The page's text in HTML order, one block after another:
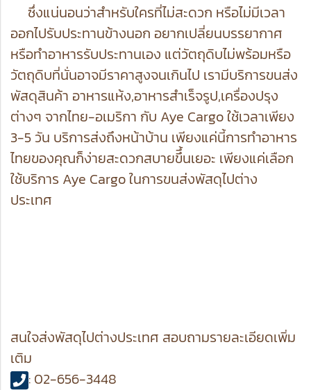
ซึ่งแน่นอนว่าสำหรับใครที่ไม่สะดวก หรือไม่มีเวลา
ออกไปรับประทานข้างนอก อยากเปลี่ยนบรรยากาศ
หรือทำอาหารรับประทานเอง แต่วัตถุดิบไม่พร้อมหรือ
วัตถุดิบที่นั่นอาจมีราคาสูงจนเกินไป เรามีบริการขนส่ง
พัสดุสินค้า อาหารแห้ง,อาหารสำเร็จรูป,เครื่องปรุง
ต่างๆ จากไทย-อเมริกา กับ Aye Cargo ใช้เวลาเพียง
3-5 วัน บริการส่งถึงหน้าบ้าน เพียงแค่นี้การทำอาหาร
ไทยของคุณก็ง่ายสะดวกสบายขึึ้นเยอะ เพียงแค่เลือก
ใช้บริการ Aye Cargo ในการขนส่งพัสดุไปต่าง
ประเทศ
สนใจส่งพัสดุไปต่างประเทศ สอบถามรายละเอียดเพิ่ม
เติม
: 02-656-3448